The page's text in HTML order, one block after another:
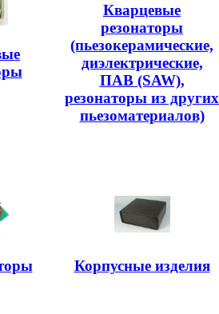
Кварцевые
резонаторы
(пьезокерамические,
диэлектрические,
ПАВ (SAW),
резонаторы из других
пьезоматериалов)
Корпусные изделия